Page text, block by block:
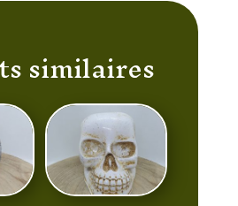
similaires